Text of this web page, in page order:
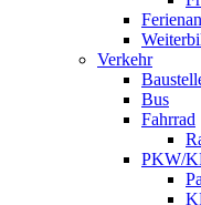
Verkehr
Bus
Fahrrad
PKW/